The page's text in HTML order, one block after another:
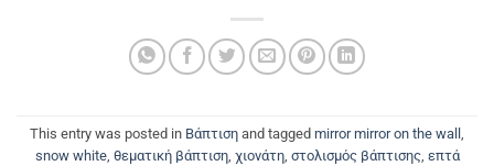
This entry was posted in Βάπτιση and tagged mirror mirror on the wall ,
snow white, θεματική βάπτιση, χιονάτη, στολισμός βάπτισης, επτά